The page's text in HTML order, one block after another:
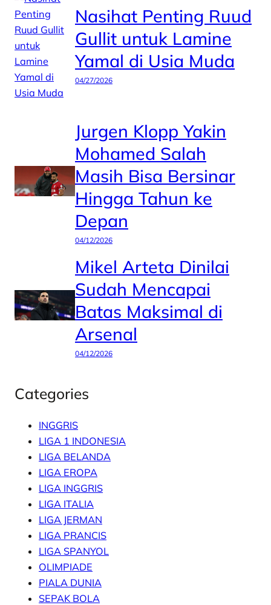
Nasihat Penting Ruud
Gullit untuk Lamine
Yamal di Usia Muda
04/27/2026
Jurgen Klopp Yakin
Mohamed Salah
Masih Bisa Bersinar
Hingga Tahun ke
Depan
04/12/2026
Mikel Arteta Dinilai
Sudah Mencapai
Batas Maksimal di
Arsenal
04/12/2026
Categories
INGGRIS
LIGA 1 INDONESIA
LIGA BELANDA
LIGA EROPA
LIGA INGGRIS
LIGA ITALIA
LIGA JERMAN
LIGA PRANCIS
LIGA SPANYOL
OLIMPIADE
PIALA DUNIA
SEPAK BOLA